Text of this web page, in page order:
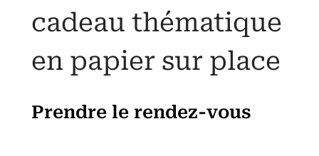
cadeau thématique
en papier sur place
Prendre le rendez-vous